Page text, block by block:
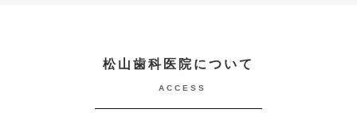
松山歯科医院について
ACCESS